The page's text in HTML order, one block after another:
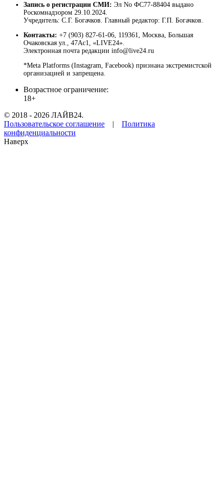
Запись о регистрации СМИ: Эл No ФС77-88404 выдано
Роскомнадзором 29.10.2024.
Учредитель: С.Г. Богачков. Главный редактор: Г.П. Богачков.
Контакты: +7 (903) 827-61-06, 119361, Москва, Большая
Очаковская ул., 47Ас1, «LIVE24».
Электронная почта редакции info@live24.ru
*Meta Platforms (Instagram, Facebook) признана экстремистской
организацией и запрещена.
Возрастное ограничение:
18+
© 2018 - 2026 ЛАЙВ24.
Пользовательское соглашение | Политика
конфиденциальности
Наверх